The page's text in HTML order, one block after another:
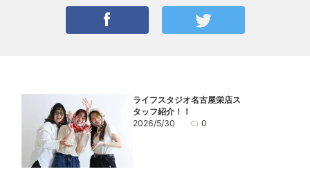
ライフスタジオ名古屋栄店ス
タッフ紹介！！
2026/5/30
0